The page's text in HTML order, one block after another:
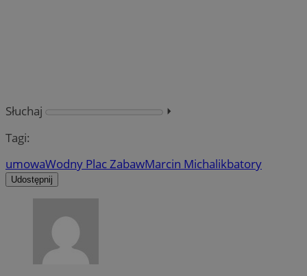
Słuchaj
⏵︎
Tagi:
umowaWodny Plac ZabawMarcin Michalikbatory
Udostępnij